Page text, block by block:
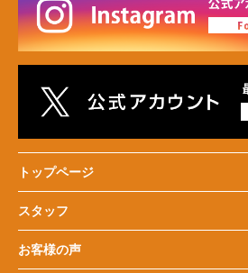
トップページ
スタッフ
お客様の声